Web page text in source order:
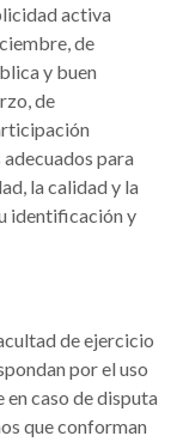
activa
de
y buen
de
para
la calidad y la
identificación y
de ejercicio
por el uso
caso de disputa
que conforman